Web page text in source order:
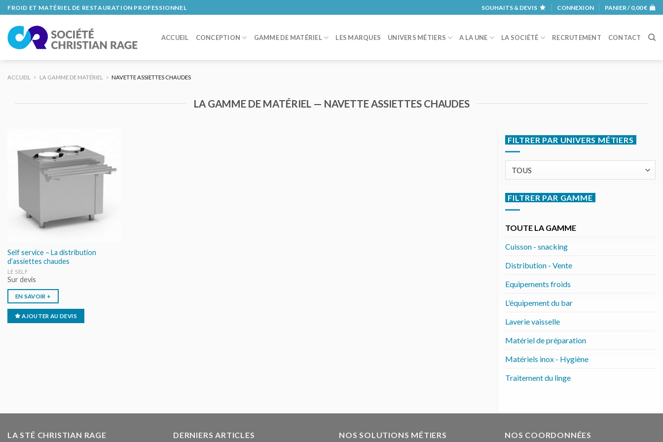
Skip
to
content
FROID ET MATÉRIEL DE RESTAURATION PROFESSIONNEL SOUHAITS & DEVIS CONNEXION PANIER / 0,00€
ACCUEIL CONCEPTION GAMME DE MATÉRIEL LES MARQUES UNIVERS MÉTIERS A LA UNE LA SOCIÉTÉ RECRUTEMENT CONTACT
ACCUEIL > LA GAMME DE MATÉRIEL > NAVETTE ASSIETTES CHAUDES
LA GAMME DE MATÉRIEL — NAVETTE ASSIETTES CHAUDES
AJOUTER
AU DEVIS
Self service – La distribution
d’assiettes chaudes
LE SELF
Sur devis
EN SAVOIR +
AJOUTER AU DEVIS
FILTRER PAR UNIVERS MÉTIERS
FILTRER PAR GAMME
TOUTE LA GAMME
Cuisson - snacking
Distribution - Vente
Equipements froids
L'équipement du bar
Laverie vaisselle
Matériel de préparation
Matériels inox - Hygiène
Traitement du linge
LA STÉ CHRISTIAN RAGE DERNIERS ARTICLES NOS SOLUTIONS MÉTIERS NOS COORDONNÉES